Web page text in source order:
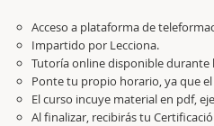
Acceso a plataforma de
Impartido por Lecciona.
Tutoría online disponible durante
Ponte tu propio horario, ya que
El curso incuye material en pdf,
Al finalizar, recibirás tu